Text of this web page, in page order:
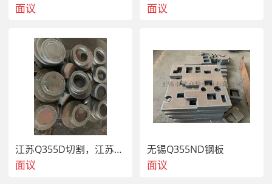
面议 面议
江苏Q355D切割，江苏切割厂
面议
无锡Q355ND钢板
面议